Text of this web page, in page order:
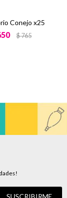
Conejo x25
$765
SUSCRIBIRME